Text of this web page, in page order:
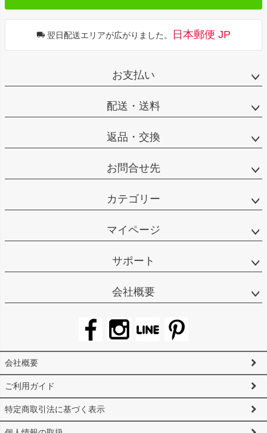
翌日配送エリアが広がりました。 日本郵便 JP
お支払い
配送・送料
返品・交換
お問合せ先
カテゴリー
マイページ
サポート
会社概要
会社概要
ご利用ガイド
特定商取引法に基づく表示